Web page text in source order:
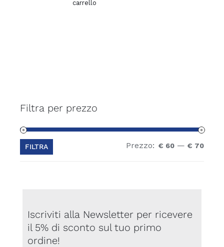
carrello
Filtra per prezzo
FILTRA Prezzo: € 60 — € 70
Iscriviti alla Newsletter per ricevere
il 5% di sconto sul tuo primo
ordine!